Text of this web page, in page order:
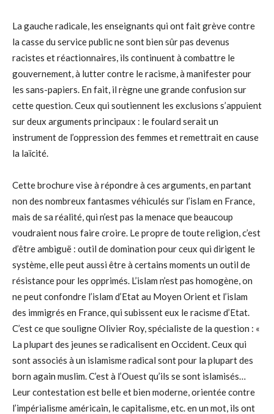
La gauche radicale, les enseignants qui ont fait grève contre
la casse du service public ne sont bien sûr pas devenus
racistes et réactionnaires, ils continuent à combattre le
gouvernement, à lutter contre le racisme, à manifester pour
les sans-papiers. En fait, il règne une grande confusion sur
cette question. Ceux qui soutiennent les exclusions s’appuient
sur deux arguments principaux : le foulard serait un
instrument de l’oppression des femmes et remettrait en cause
la laïcité.
Cette brochure vise à répondre à ces arguments, en partant
non des nombreux fantasmes véhiculés sur l’islam en France,
mais de sa réalité, qui n’est pas la menace que beaucoup
voudraient nous faire croire. Le propre de toute religion, c’est
d’être ambiguë : outil de domination pour ceux qui dirigent le
système, elle peut aussi être à certains moments un outil de
résistance pour les opprimés. L’islam n’est pas homogène, on
ne peut confondre l’islam d’Etat au Moyen Orient et l’islam
des immigrés en France, qui subissent eux le racisme d’Etat.
C’est ce que souligne Olivier Roy, spécialiste de la question : «
La plupart des jeunes se radicalisent en Occident. Ceux qui
sont associés à un islamisme radical sont pour la plupart des
born again muslim. C’est à l’Ouest qu’ils se sont islamisés…
Leur contestation est belle et bien moderne, orientée contre
l’impérialisme américain, le capitalisme, etc. en un mot, ils ont